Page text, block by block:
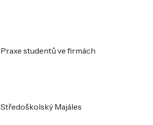
Praxe studentů ve firmách
Středoškolský Majáles